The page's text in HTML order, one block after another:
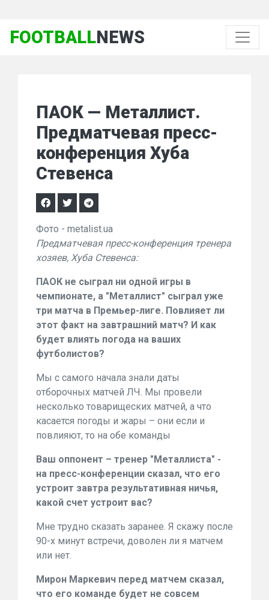
FOOTBALLNEWS
ПАОК — Металлист.
Предматчевая пресс-
конференция Хуба
Стевенса
Фото - metalist.ua
Предматчевая пресс-конференция тренера
хозяев, Хуба Стевенса:
ПАОК не сыграл ни одной игры в
чемпионате, а "Металлист" сыграл уже
три матча в Премьер-лиге. Повлияет ли
этот факт на завтрашний матч? И как
будет влиять погода на ваших
футболистов?
Мы с самого начала знали даты
отборочных матчей ЛЧ. Мы провели
несколько товарищеских матчей, а что
касается погоды и жары – они если и
повлияют, то на обе команды
Ваш оппонент – тренер "Металлиста" -
на пресс-конференции сказал, что его
устроит завтра результативная ничья,
какой счет устроит вас?
Мне трудно сказать заранее. Я скажу после
90-х минут встречи, доволен ли я матчем
или нет.
Мирон Маркевич перед матчем сказал,
что его команде будет не совсем